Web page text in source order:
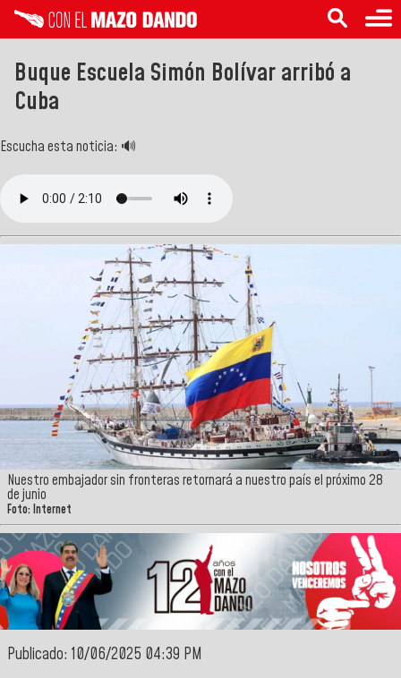
Buque Escuela Simón Bolívar arribó a
Cuba
Escucha esta noticia: 🔊
Nuestro embajador sin fronteras retornará a nuestro país el próximo 28
de junio
Foto: Internet
Publicado: 10/06/2025 04:39 PM